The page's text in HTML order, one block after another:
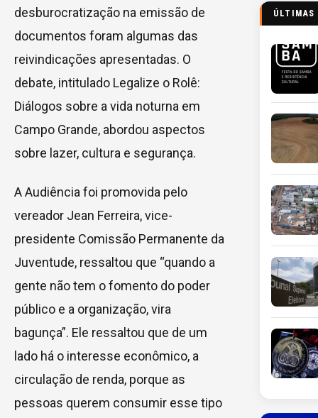
desburocratização na emissão de
documentos foram algumas das
reivindicações apresentadas. O
debate, intitulado Legalize o Rolê:
Diálogos sobre a vida noturna em
Campo Grande, abordou aspectos
sobre lazer, cultura e segurança.
A Audiência foi promovida pelo
vereador Jean Ferreira, vice-
presidente Comissão Permanente da
Juventude, ressaltou que “quando a
gente não tem o fomento do poder
público e a organização, vira
bagunça”. Ele ressaltou que de um
lado há o interesse econômico, a
circulação de renda, porque as
pessoas querem consumir esse tipo